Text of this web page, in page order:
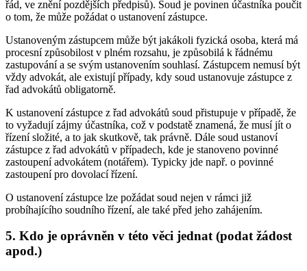
řád, ve znění pozdějších předpisů). Soud je povinen účastníka poučit
o tom, že může požádat o ustanovení zástupce.
Ustanoveným zástupcem může být jakákoli fyzická osoba, která má
procesní způsobilost v plném rozsahu, je způsobilá k řádnému
zastupování a se svým ustanovením souhlasí. Zástupcem nemusí být
vždy advokát, ale existují případy, kdy soud ustanovuje zástupce z
řad advokátů obligatorně.
K ustanovení zástupce z řad advokátů soud přistupuje v případě, že
to vyžadují zájmy účastníka, což v podstatě znamená, že musí jít o
řízení složité, a to jak skutkově, tak právně. Dále soud ustanoví
zástupce z řad advokátů v případech, kde je stanoveno povinné
zastoupení advokátem (notářem). Typicky jde např. o povinné
zastoupení pro dovolací řízení.
O ustanovení zástupce lze požádat soud nejen v rámci již
probíhajícího soudního řízení, ale také před jeho zahájením.
5. Kdo je oprávněn v této věci jednat (podat žádost
apod.)